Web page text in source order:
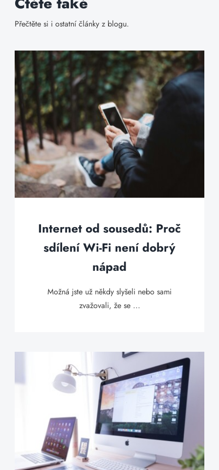
Přečtěte si i ostatní články z blogu.
Internet od sousedů: Proč
sdílení Wi-Fi není dobrý
nápad
Možná jste už někdy slyšeli nebo sami
zvažovali, že se ...